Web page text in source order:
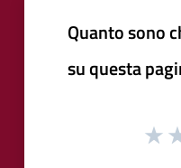
Quanto sono
su questa